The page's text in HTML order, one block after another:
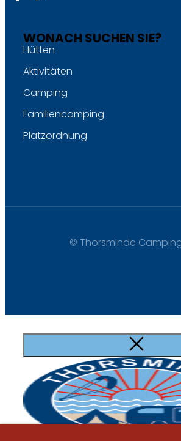
WONACH SUCHEN SIE?
Hütten
Aktivitäten
Camping
Familiencamping
Platzordnung
© Thorsminde